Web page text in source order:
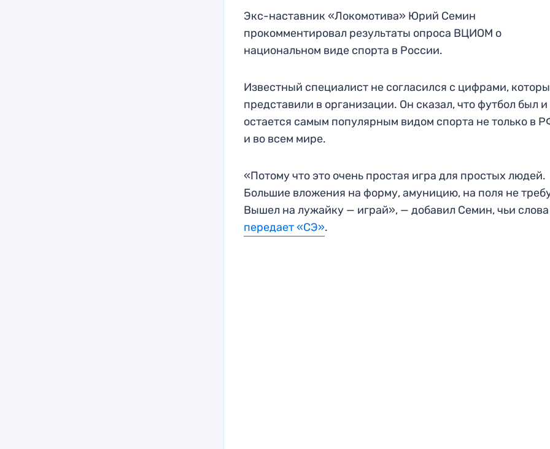
Экс-наставник «Локомотива» Юрий Семин
прокомментировал результаты опроса ВЦИОМ о
национальном виде спорта в России.
Известный специалист не согласился с цифрами,
представили в организации. Он сказал, что футбол был и
остается самым популярным видом спорта не только в
и во всем мире.
«Потому что это очень простая игра для простых людей.
Большие вложения на форму, амуницию, на поля не
Вышел на лужайку — играй», — добавил Семин, чьи слова
передает «СЭ».